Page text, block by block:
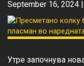
September 16, 2024 |
Утре започнува